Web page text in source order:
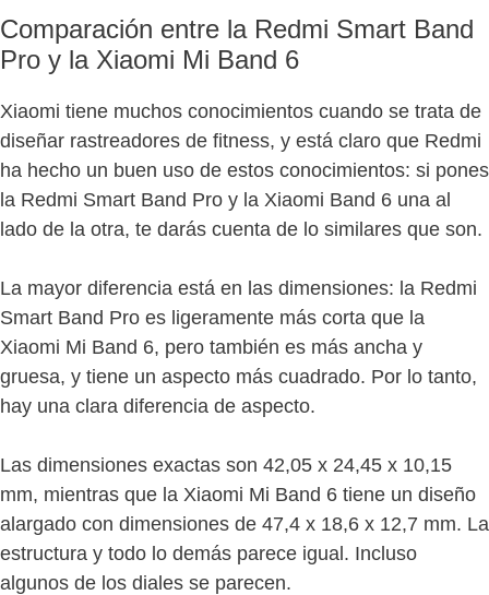
Comparación entre la Redmi Smart Band
Pro y la Xiaomi Mi Band 6
Xiaomi tiene muchos conocimientos cuando se trata de
diseñar rastreadores de fitness, y está claro que Redmi
ha hecho un buen uso de estos conocimientos: si pones
la Redmi Smart Band Pro y la Xiaomi Band 6 una al
lado de la otra, te darás cuenta de lo similares que son.
La mayor diferencia está en las dimensiones: la Redmi
Smart Band Pro es ligeramente más corta que la
Xiaomi Mi Band 6, pero también es más ancha y
gruesa, y tiene un aspecto más cuadrado. Por lo tanto,
hay una clara diferencia de aspecto.
Las dimensiones exactas son 42,05 x 24,45 x 10,15
mm, mientras que la Xiaomi Mi Band 6 tiene un diseño
alargado con dimensiones de 47,4 x 18,6 x 12,7 mm. La
estructura y todo lo demás parece igual. Incluso
algunos de los diales se parecen.